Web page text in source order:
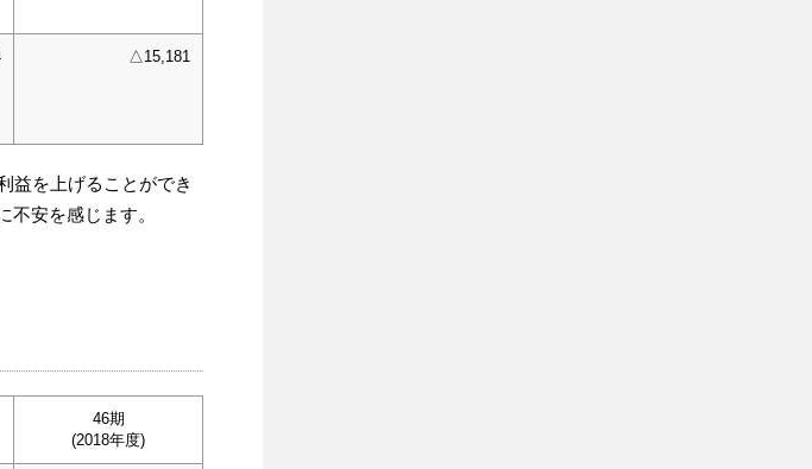
△15,181
益を上げることができ
安を感じます。
46期
(2018年度)